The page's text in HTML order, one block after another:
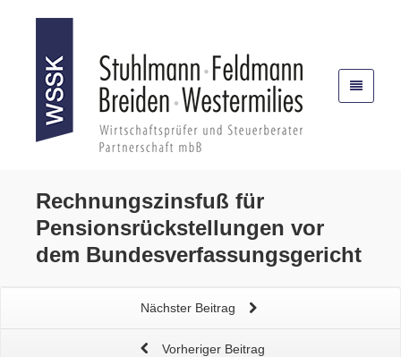
Rechnungszinsfuß für
Pensionsrückstellungen vor
dem Bundesverfassungsgericht
Nächster Beitrag
Vorheriger Beitrag